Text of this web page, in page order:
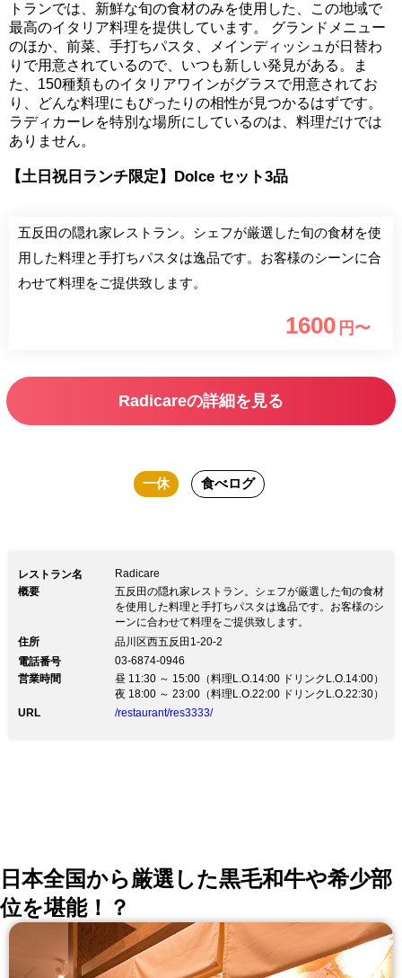
トランでは、新鮮な旬の食材のみを使用した、この地域で
最高のイタリア料理を提供しています。 グランドメニュー
のほか、前菜、手打ちパスタ、メインディッシュが日替わ
りで用意されているので、いつも新しい発見がある。ま
た、150種類ものイタリアワインがグラスで用意されてお
り、どんな料理にもぴったりの相性が見つかるはずです。
ラディカーレを特別な場所にしているのは、料理だけでは
ありません。
【土日祝日ランチ限定】Dolce セット3品
五反田の隠れ家レストラン。シェフが厳選した旬の食材を使
用した料理と手打ちパスタは逸品です。お客様のシーンに合
わせて料理をご提供致します。
1600 円〜
Radicareの詳細を見る
一休 食べログ
レストラン名
Radicare
概要
五反田の隠れ家レストラン。シェフが厳選した旬の食材
を使用した料理と手打ちパスタは逸品です。お客様のシ
ーンに合わせて料理をご提供致します。
住所
品川区西五反田1-20-2
電話番号
03-6874-0946
営業時間
昼 11:30 ～ 15:00（料理L.O.14:00 ドリンクL.O.14:00）
夜 18:00 ～ 23:00（料理L.O.22:00 ドリンクL.O.22:30）
URL
/restaurant/res3333/
日本全国から厳選した黒毛和牛や希少部
位を堪能！？